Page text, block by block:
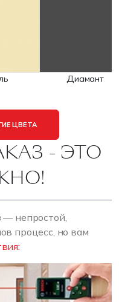
Диамант
ЦВЕТА
- ЭТО
— непростой,
процесс, но вам